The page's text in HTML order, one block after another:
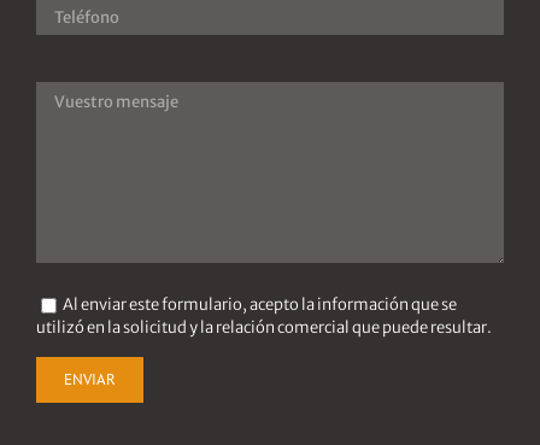
Al enviar este formulario, acepto la información que se
utilizó en la solicitud y la relación comercial que puede resultar.